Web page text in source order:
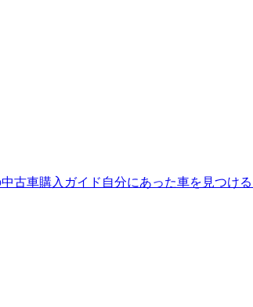
古車購入ガイド 自分にあった車を見つける